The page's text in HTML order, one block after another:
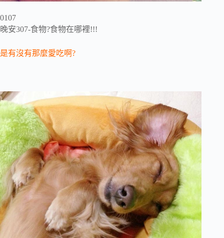
0107
晚安307-食物?食物在哪裡!!!
是有沒有那麼愛吃啊?